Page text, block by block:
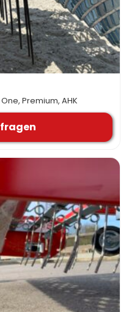
One, Premium, AHK